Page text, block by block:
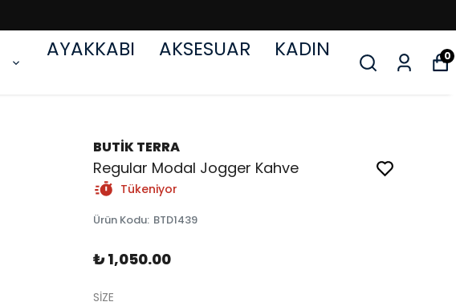
AYAKKABI AKSESUAR KADIN 0
BUTİK TERRA
Regular Modal Jogger Kahve
Tükeniyor
Ürün Kodu: BTD1439
₺ 1,050.00
SİZE